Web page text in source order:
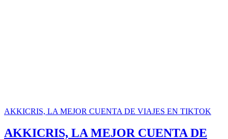
AKKICRIS, LA MEJOR CUENTA DE VIAJES EN TIKTOK
AKKICRIS, LA MEJOR CUENTA DE